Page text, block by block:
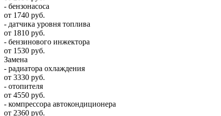
- бензонасоса
от 1740 руб.
- датчика уровня топлива
от 1810 руб.
- бензинового инжектора
от 1530 руб.
Замена
- радиатора охлаждения
от 3330 руб.
- отопителя
от 4550 руб.
- компрессора автокондиционера
от 2360 руб.